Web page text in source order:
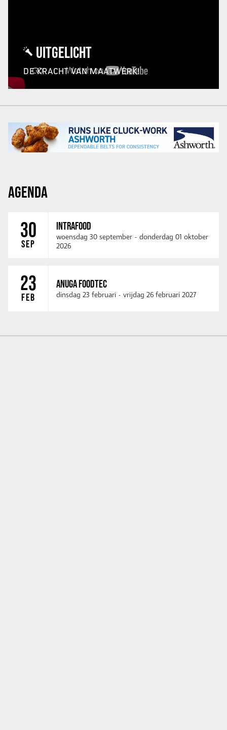
UITGELICHT
DE KRACHT VAN MAATWERK!
AGENDA
30
SEP
INTRAFOOD
woensdag 30 september - donderdag 01 oktober
2026
23
FEB
ANUGA FOODTEC
dinsdag 23 februari - vrijdag 26 februari 2027